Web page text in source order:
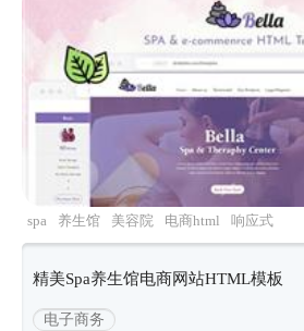
spa 养生馆 美容院 电商html 响应式
精美Spa养生馆电商网站HTML模板
电子商务